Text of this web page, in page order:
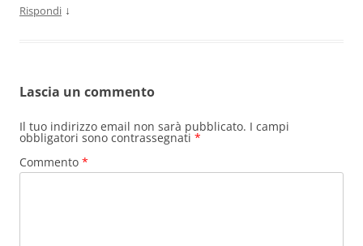
Rispondi ↓
Lascia un commento
Il tuo indirizzo email non sarà pubblicato. I campi
obbligatori sono contrassegnati *
Commento *